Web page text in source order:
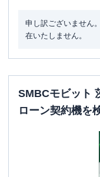
申し訳ございません
在いたしません。
SMBCモビット
ローン契約機を